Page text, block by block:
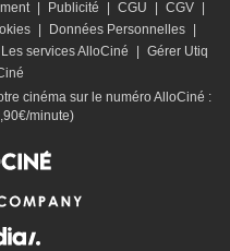
Publicité CGU CGV
Données Personnelles
Les services AlloCiné
Gérer Utiq
cinéma sur le numéro AlloCiné :
minute)